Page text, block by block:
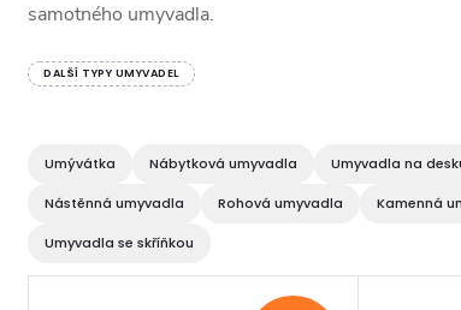
samotného umyvadla.
DALŠÍ TYPY UMYVADEL
Umývátka Nábytková umyvadla Umyvadla na
Nástěnná umyvadla Rohová umyvadla Kamenná
Umyvadla se skříňkou